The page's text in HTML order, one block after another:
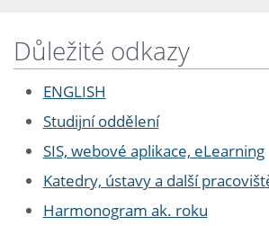
Důležité odkazy
ENGLISH
Studijní oddělení
SIS, webové aplikace, eLearning
Katedry, ústavy a další
Harmonogram ak. roku